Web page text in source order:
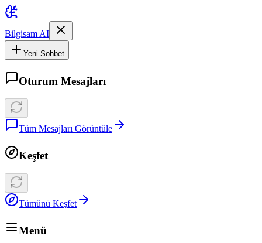
Bilgisam AI
Yeni Sohbet
Oturum Mesajları
Tüm Mesajları Görüntüle
Keşfet
Tümünü Keşfet
Menü